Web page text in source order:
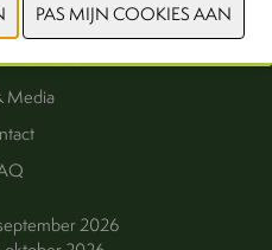
informatie
Media
2026